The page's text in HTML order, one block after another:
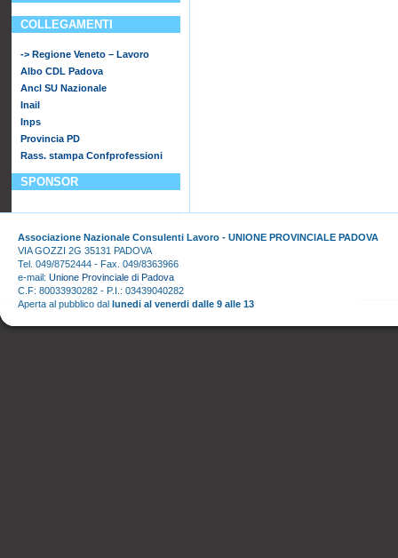
COLLEGAMENTI
-> Regione Veneto – Lavoro
Albo CDL Padova
Ancl SU Nazionale
Inail
Inps
Provincia PD
Rass. stampa Confprofessioni
SPONSOR
Associazione Nazionale Consulenti Lavoro - UNIONE PROVINCIALE PADOVA
VIA GOZZI 2G 35131 PADOVA
Tel. 049/8752444 - Fax. 049/8363966
e-mail: Unione Provinciale di Padova
C.F: 80033930282 - P.I.: 03439040282
Aperta al pubblico dal lunedi al venerdi dalle 9 alle 13